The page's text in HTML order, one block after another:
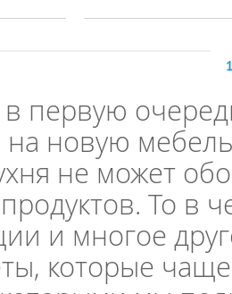
первую
новую
не может
То в
и многое
которые